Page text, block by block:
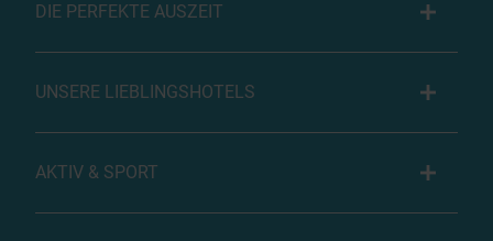
DIE PERFEKTE AUSZEIT
UNSERE LIEBLINGSHOTELS
AKTIV & SPORT